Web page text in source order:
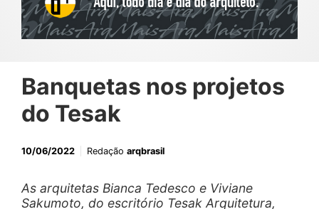
Banquetas nos projetos
do Tesak
10/06/2022 Redação arqbrasil
As arquitetas Bianca Tedesco e Viviane
Sakumoto, do escritório Tesak Arquitetura,